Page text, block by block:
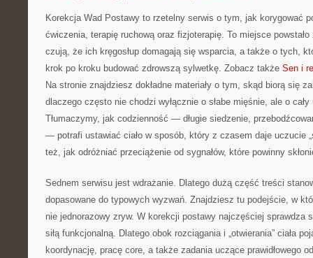
Korekcja Wad Postawy to rzetelny serwis o tym, jak korygować
ćwiczenia, terapię ruchową oraz fizjoterapię. To miejsce
czują, że ich kręgosłup domagają się wsparcia, a także o tych,
krok po kroku budować zdrowszą sylwetkę. Zobacz także Sen i
Na stronie znajdziesz dokładne materiały o tym, skąd biorą się
dlaczego często nie chodzi wyłącznie o słabe mięśnie, ale o cały
Tłumaczymy, jak codzienność — długie siedzenie,
— potrafi ustawiać ciało w sposób, który z czasem daje uczucie
też, jak odróżniać przeciążenie od sygnałów, które powinny
Sednem serwisu jest wdrażanie. Dlatego dużą część treści
dopasowane do typowych wyzwań. Znajdziesz tu podejście, w
nie jednorazowy zryw. W korekcji postawy najczęściej sprawdza
siłą funkcjonalną. Dlatego obok rozciągania i „otwierania” ciała
koordynację, pracę core, a także zadania uczące prawidłowego